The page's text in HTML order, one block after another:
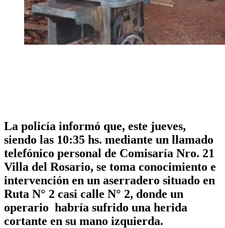
La policía informó que, este jueves,
siendo las 10:35 hs. mediante un llamado
telefónico personal de Comisaría Nro. 21
Villa del Rosario, se toma conocimiento e
intervención en un aserradero situado en
Ruta N° 2 casi calle N° 2, donde un
operario habría sufrido una herida
cortante en su mano izquierda.